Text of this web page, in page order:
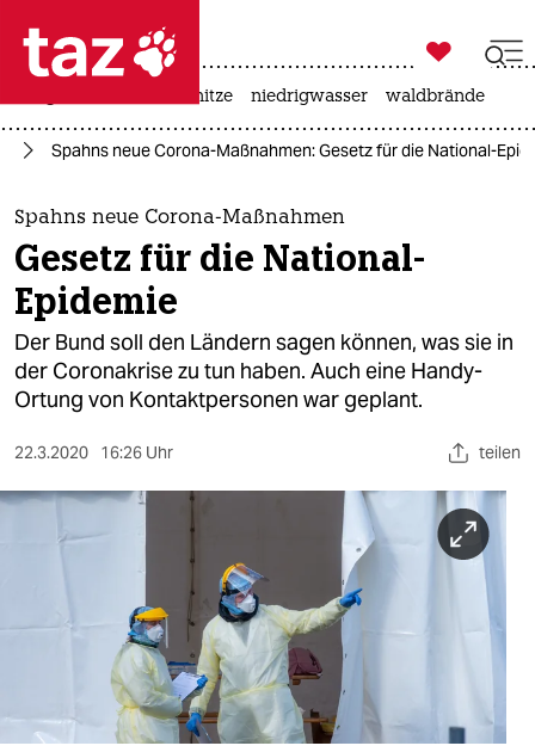
 taz zahl ich
taz zahl ich
themen
politik
öko
gesellschaft
sport
berlin
verlag

taz zahl ich
hitze niedrigwasser waldbrände
Spahns neue Corona-Maßnahmen: Gesetz für die National-
Spahns neue Corona-Maßnahmen
Gesetz für die National-
Epidemie
Der Bund soll den Ländern sagen können, was sie in
der Coronakrise zu tun haben. Auch eine Handy-
Ortung von Kontaktpersonen war geplant.
22.3.2020 16:26 Uhr teilen